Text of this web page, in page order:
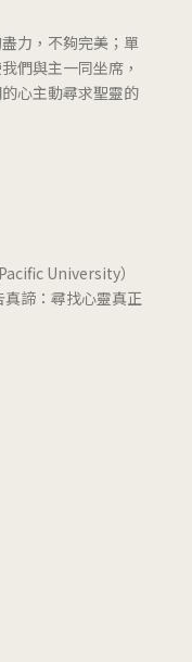
力，不夠完美；單
們與主一同坐席，
心主動尋求聖靈的
University）
諦：尋找心靈真正